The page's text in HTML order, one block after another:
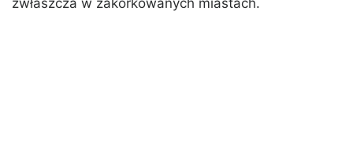
zwłaszcza w zakorkowanych miastach.